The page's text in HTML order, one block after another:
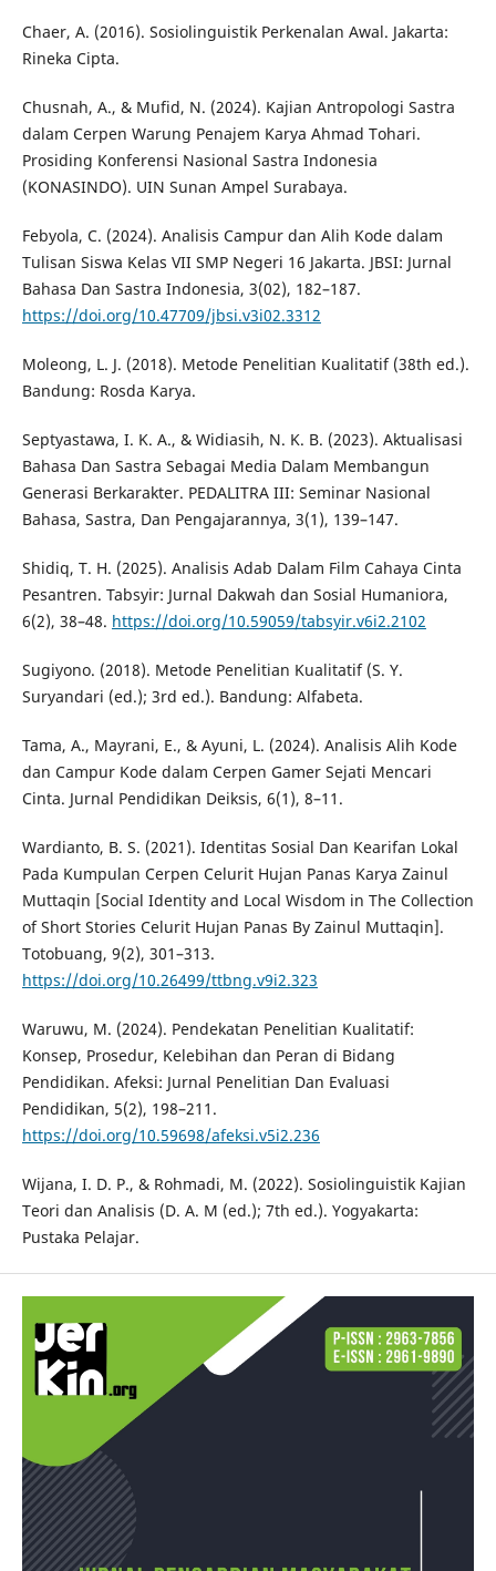
Chaer, A. (2016). Sosiolinguistik Perkenalan Awal. Jakarta:
Rineka Cipta.
Chusnah, A., & Mufid, N. (2024). Kajian Antropologi Sastra
dalam Cerpen Warung Penajem Karya Ahmad Tohari.
Prosiding Konferensi Nasional Sastra Indonesia
(KONASINDO). UIN Sunan Ampel Surabaya.
Febyola, C. (2024). Analisis Campur dan Alih Kode dalam
Tulisan Siswa Kelas VII SMP Negeri 16 Jakarta. JBSI: Jurnal
Bahasa Dan Sastra Indonesia, 3(02), 182–187.
https://doi.org/10.47709/jbsi.v3i02.3312
Moleong, L. J. (2018). Metode Penelitian Kualitatif (38th ed.).
Bandung: Rosda Karya.
Septyastawa, I. K. A., & Widiasih, N. K. B. (2023). Aktualisasi
Bahasa Dan Sastra Sebagai Media Dalam Membangun
Generasi Berkarakter. PEDALITRA III: Seminar Nasional
Bahasa, Sastra, Dan Pengajarannya, 3(1), 139–147.
Shidiq, T. H. (2025). Analisis Adab Dalam Film Cahaya Cinta
Pesantren. Tabsyir: Jurnal Dakwah dan Sosial Humaniora,
6(2), 38–48. https://doi.org/10.59059/tabsyir.v6i2.2102
Sugiyono. (2018). Metode Penelitian Kualitatif (S. Y.
Suryandari (ed.); 3rd ed.). Bandung: Alfabeta.
Tama, A., Mayrani, E., & Ayuni, L. (2024). Analisis Alih Kode
dan Campur Kode dalam Cerpen Gamer Sejati Mencari
Cinta. Jurnal Pendidikan Deiksis, 6(1), 8–11.
Wardianto, B. S. (2021). Identitas Sosial Dan Kearifan Lokal
Pada Kumpulan Cerpen Celurit Hujan Panas Karya Zainul
Muttaqin [Social Identity and Local Wisdom in The Collection
of Short Stories Celurit Hujan Panas By Zainul Muttaqin].
Totobuang, 9(2), 301–313.
https://doi.org/10.26499/ttbng.v9i2.323
Waruwu, M. (2024). Pendekatan Penelitian Kualitatif:
Konsep, Prosedur, Kelebihan dan Peran di Bidang
Pendidikan. Afeksi: Jurnal Penelitian Dan Evaluasi
Pendidikan, 5(2), 198–211.
https://doi.org/10.59698/afeksi.v5i2.236
Wijana, I. D. P., & Rohmadi, M. (2022). Sosiolinguistik Kajian
Teori dan Analisis (D. A. M (ed.); 7th ed.). Yogyakarta:
Pustaka Pelajar.